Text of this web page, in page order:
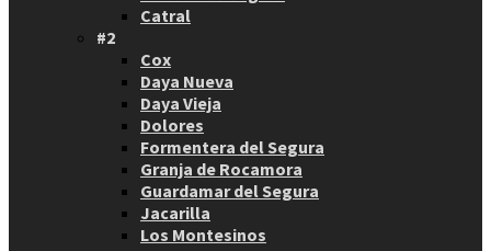
Catral
#2
Cox
Daya Nueva
Daya Vieja
Dolores
Formentera del Segura
Granja de Rocamora
Guardamar del Segura
Jacarilla
Los Montesinos